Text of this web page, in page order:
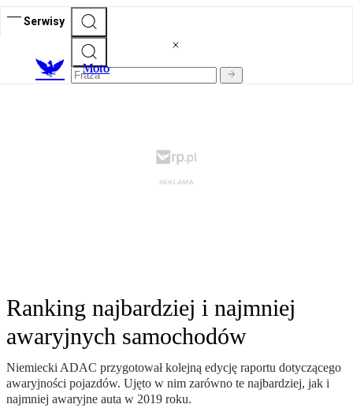
Serwisy
Moto
Ranking najbardziej i najmniej
awaryjnych samochodów
Niemiecki ADAC przygotował kolejną edycję raportu dotyczącego
awaryjności pojazdów. Ujęto w nim zarówno te najbardziej, jak i
najmniej awaryjne auta w 2019 roku.